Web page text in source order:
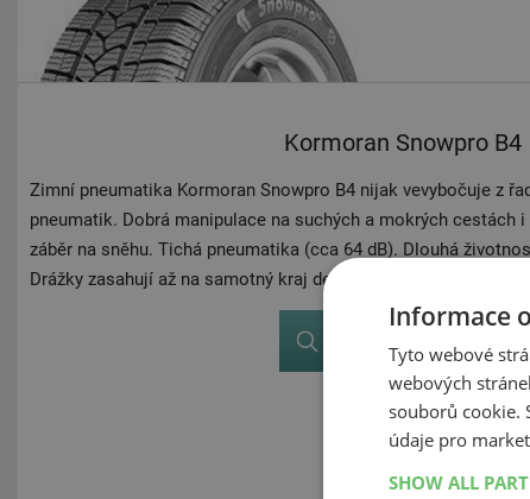
Kormoran Snowpro B4
Zimní pneumatika Kormoran Snowpro B4 nijak vevybočuje z
pneumatik. Dobrá manipulace na suchých a mokrých cestách
záběr na sněhu. Tichá pneumatika (cca 64 dB). Dlouhá
Drážky zasahují až na samotný kraj dezénu a optimalizují
Informace
Tyto webové
webových
souborů cookie.
údaje pro
SHOW ALL